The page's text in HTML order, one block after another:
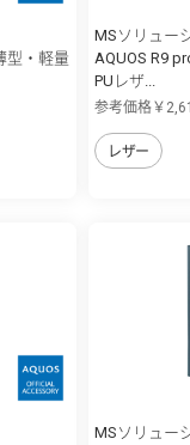
型・軽量
MSソリュー
AQUOS R9
PUレザ...
参考価格￥
レザー
MSソリュー